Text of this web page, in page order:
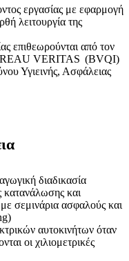
εργασίας με εφαρμογή
λειτουργία της
επιθεωρούνται από τον
VERITAS (BVQI)
Υγιεινής, Ασφάλειας
διαδικασία
και
σεμινάρια ασφαλούς και
αυτοκινήτων όταν
οι χιλιομετρικές